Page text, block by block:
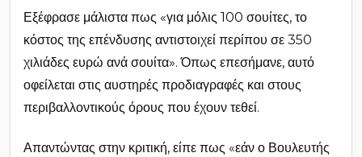
Εξέφρασε μάλιστα πως «για μόλις 100 σουίτες, το
κόστος της επένδυσης αντιστοιχεί περίπου σε 350
χιλιάδες ευρώ ανά σουίτα». Όπως επεσήμανε, αυτό
οφείλεται στις αυστηρές προδιαγραφές και στους
περιβαλλοντικούς όρους που έχουν τεθεί.
Απαντώντας στην κριτική, είπε πως «εάν ο Βουλευτής